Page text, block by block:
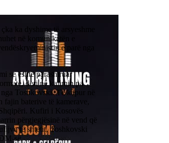
ka dyshime të arsyeshme
në komunikatën e
e parë nga
se është parashtruar
deri në kalimin pa
Toshkovski. Të kapur në
baterive të kamerave,
Kufiri i Kosovës
përgjegjësinë në vend që
të shtetit, Toshkovski
së.